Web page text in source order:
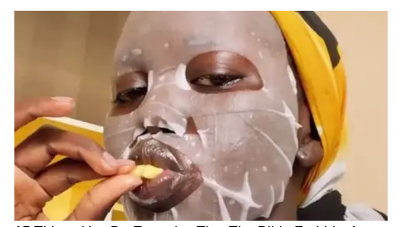
विभाग से जुड़े हैं।
सोनिया गांधी के पास जाकर पीएम नरेंद्र मोदी ने पूछा
हालचाल, विमान की इमरजेंसी लैंडिंग के बाद खराब
हुई थी सेहत